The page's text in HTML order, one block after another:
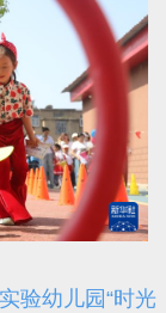
验幼儿园“时光